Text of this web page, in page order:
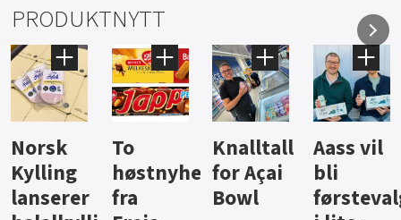
PRODUKTNYTT
Knalltall
for Açai
Bowl
Aass vil
bli
førstevalg
Brus og
jus fra
Berentsen
Hard
iste fra
Hansa